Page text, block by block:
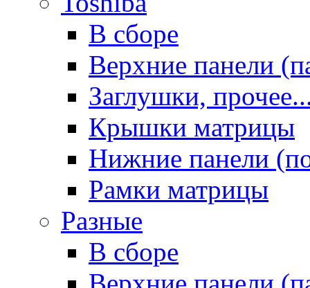
В сборе
Верхние панели
Заглушки,
Крышки матрицы
Нижние панели
Рамки матрицы
Разные
В сборе